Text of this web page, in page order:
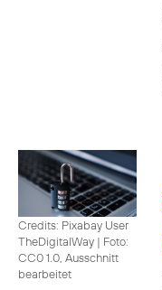
Credits: Pixabay User
TheDigitalWay | Foto:
CC0 1.0, Ausschnitt
bearbeitet